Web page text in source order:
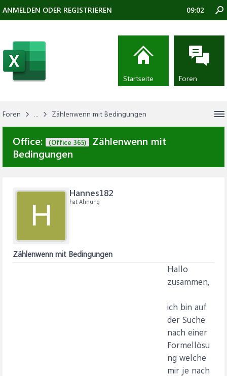
Foren ... Zählenwenn mit Bedingungen
Office: (Office 365)
Zählenwenn mit
Bedingungen
H
Hannes182
hat Ahnung
Zählenwenn mit Bedingungen
Hallo
zusammen,
ich bin auf
der Suche
nach einer
Formellösu
ng welche
mir je nach
ANMELDEN ODER REGISTRIEREN 09:02
Startseite Foren